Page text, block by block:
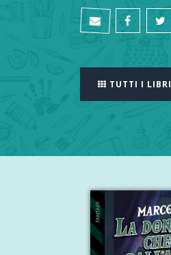
TUTTI I LIBRI